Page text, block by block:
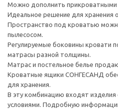
Можно дополнить
Идеальное решение для хранения
Пространство под кроватью
пылесосом.
Регулируемые боковины кровати
матрасы разной толщины.
Матрас и постельное белье
Кроватные ящики СОНГЕСАНД
для хранения.
В эту комбинацию входят
условиями. Подробную